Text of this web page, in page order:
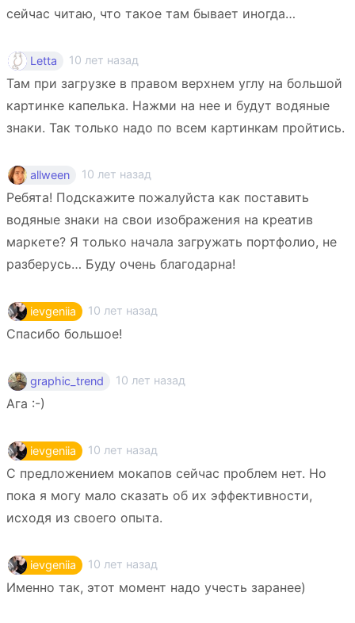
сейчас читаю, что такое там бывает иногда…
Letta 10 лет назад
Там при загрузке в правом верхнем углу на большой
картинке капелька. Нажми на нее и будут водяные
знаки. Так только надо по всем картинкам пройтись.
allween 10 лет назад
Ребята! Подскажите пожалуйста как поставить
водяные знаки на свои изображения на креатив
маркете? Я только начала загружать портфолио, не
разберусь… Буду очень благодарна!
ievgeniia 10 лет назад
Спасибо большое!
graphic_trend 10 лет назад
Ага :-)
ievgeniia 10 лет назад
С предложением мокапов сейчас проблем нет. Но
пока я могу мало сказать об их эффективности,
исходя из своего опыта.
ievgeniia 10 лет назад
Именно так, этот момент надо учесть заранее)